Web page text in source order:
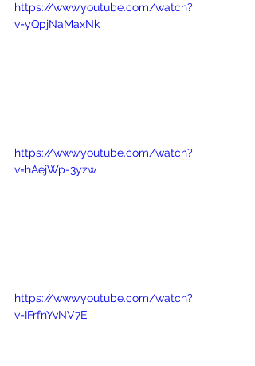
https://www.youtube.com/watch?
v=yQpjNaMaxNk
https://www.youtube.com/watch?
v=hAejWp-3yzw
https://www.youtube.com/watch?
v=IFrfnYvNV7E